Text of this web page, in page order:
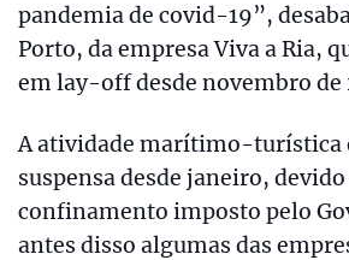
pandemia de covid-19”,
Porto, da empresa Viva a Ria,
em lay-off desde novembro de
A atividade marítimo-turística
suspensa desde janeiro, devido
confinamento imposto pelo
antes disso algumas das